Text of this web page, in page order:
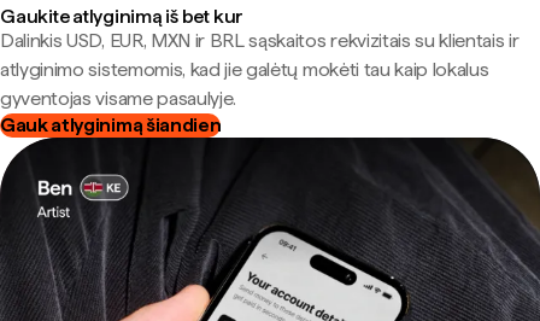
Gaukite atlyginimą iš bet kur
Dalinkis USD, EUR, MXN ir BRL sąskaitos rekvizitais su klientais ir
atlyginimo sistemomis, kad jie galėtų mokėti tau kaip lokalus
gyventojas visame pasaulyje.
Gauk atlyginimą šiandien